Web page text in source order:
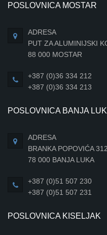
POSLOVNICA MOSTAR
ADRESA
PUT ZA ALUMINIJSKI
88 000 MOSTAR
+387 (0)36 334 212
+387 (0)36 334 213
POSLOVNICA BANJA
ADRESA
BRANKA POPOVIĆA
78 000 BANJA LUKA
+387 (0)51 507 230
+387 (0)51 507 231
POSLOVNICA KISELJAK